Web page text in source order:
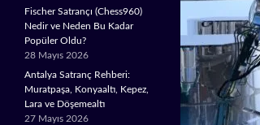
Fischer Satrançı (Chess960)
Nedir ve Neden Bu Kadar
Popüler Oldu?
28 Mayıs 2026
Antalya Satranç Rehberi:
Muratpaşa, Konyaaltı, Kepez,
Lara ve Döşemealtı
27 Mayıs 2026